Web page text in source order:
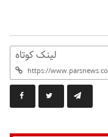
لینک کوتاه